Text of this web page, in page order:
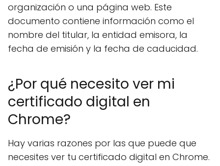
organización o una página web. Este
documento contiene información como el
nombre del titular, la entidad emisora, la
fecha de emisión y la fecha de caducidad.
¿Por qué necesito ver mi
certificado digital en
Chrome?
Hay varias razones por las que puede que
necesites ver tu certificado digital en Chrome.